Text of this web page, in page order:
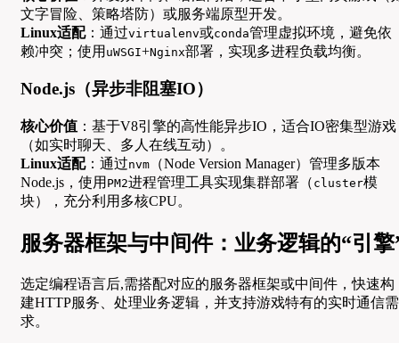
文字冒险、策略塔防）或服务端原型开发。
Linux适配：通过virtualenv或conda管理虚拟环境，避免依
赖冲突；使用 uWSGI+Nginx部署，实现多进程负载均衡。
Node.js（异步非阻塞IO）
核心价值 ：基于V8引擎的高性能异步IO，适合IO密集型游戏
（如实时聊天、多人在线互动）。
Linux适配：通过nvm （Node Version Manager）管理多版本
Node.js，使用 PM2进程管理工具实现集群部署（ cluster模
块），充分利用多核CPU。
服务器框架与中间件：业务逻辑的“引擎
选定编程语言后,需搭配对应的服务器框架或中间件，快速构
建HTTP服务、处理业务逻辑，并支持游戏特有的实时通信需
求。